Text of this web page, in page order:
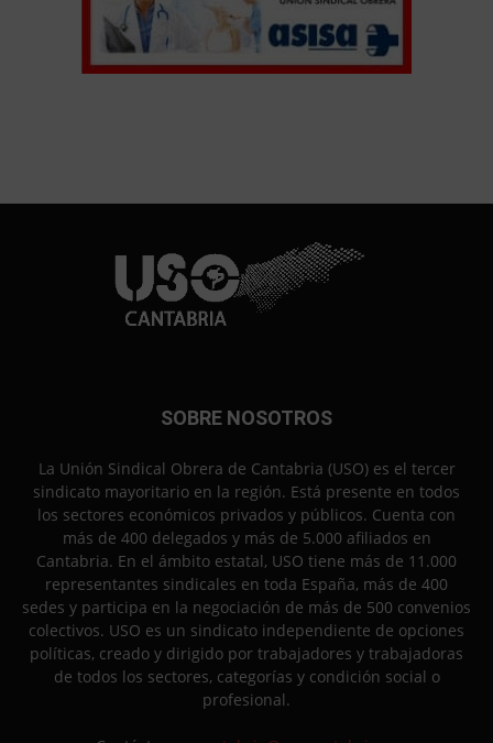
SOBRE NOSOTROS
La Unión Sindical Obrera de Cantabria (USO) es el tercer
sindicato mayoritario en la región. Está presente en todos
los sectores económicos privados y públicos. Cuenta con
más de 400 delegados y más de 5.000 afiliados en
Cantabria. En el ámbito estatal, USO tiene más de 11.000
representantes sindicales en toda España, más de 400
sedes y participa en la negociación de más de 500 convenios
colectivos. USO es un sindicato independiente de opciones
políticas, creado y dirigido por trabajadores y trabajadoras
de todos los sectores, categorías y condición social o
profesional.